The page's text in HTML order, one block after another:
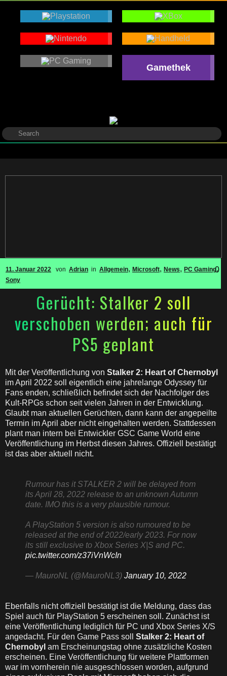
Gamethek
11. Januar 2022 von Adrian in Allgemein, Microsoft, News, PC Gaming,
Sony
0
Gerücht: Stalker 2 soll
verschoben werden; auch für
PS5 geplant
Mit der Veröffentlichung von Stalker 2: Heart of Chernobyl
im April 2022 soll eigentlich eine jahrelange Odyssey für
Fans enden, schließlich befindet sich der Nachfolger des
Kult-RPGs schon seit vielen Jahren in der Entwicklung.
Glaubt man aktuellen Gerüchten, dann kann der angepeilte
Termin im April aber nicht eingehalten werden. Stattdessen
plant man intern bei Entwickler GSC Game World eine
Veröffentlichung im Herbst diesen Jahres. Offiziell bestätigt
ist das aber aktuell nicht.
Rumour has it STALKER 2 will be delayed from
its April 28, 2022 release to an unknown Autumn
date. IMO this is a very plausible rumour.
A PlayStation 5 version is also rumoured to be
released at the end of 2022/early 2023. For now
its still exclusive to Xbox Series X|S and PC.
pic.twitter.com/z37iVnWcIn
— MauroNL (@MauroNL3) January 10, 2022
Ebenfalls nicht offiziell bestätigt ist die Meldung, dass das
Spiel auch für PlayStation 5 erscheinen soll. Zunächst ist
eine Veröffentlichung lediglich für PC und Xbox Series X/S
angedacht. Für den Game Pass soll Stalker 2: Heart of
Chernobyl am Erscheinungstag ohne zusätzliche Kosten
erscheinen. Eine Veröffentlichung für weitere Plattformen
war im vornherein nie ausgeschlossen worden, aufgrund